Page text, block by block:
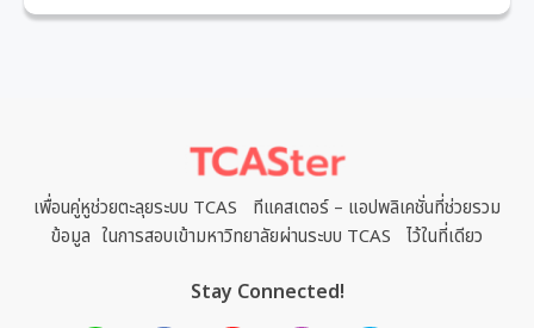
เพื่อนคู่หูช่วยตะลุยระบบ TCAS ทีแคสเตอร์ – แอปพลิเคชั่นที่ช่วยรวม